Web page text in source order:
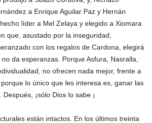
a Enrique Aguilar Paz y Hernán
líder a Mel Zelaya y elegido a Xiomara
que, asustado por la inseguridad,
con los regalos de Cardona, elegirá
da esperanzas. Porque Asfura, Nasralla,
no ofrecen nada mejor, frente a
lo único que les interesa es, ganar las
¡sólo Dios lo sabe ¡
están intactos. En los últimos treinta